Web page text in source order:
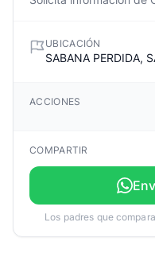
UBICACIÓN
SABANA PERDIDA,
ACCIONES
COMPARTIR
Los padres que